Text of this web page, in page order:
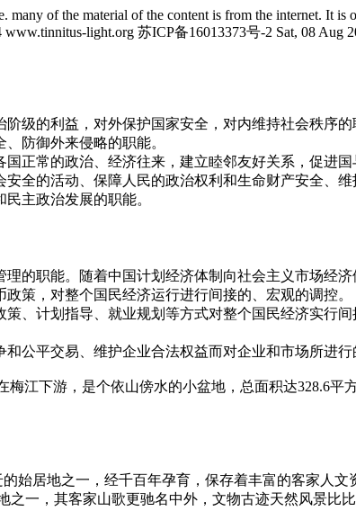
many of the material of the content is from the internet. It
light.org 苏ICP备16013373号-2 Sat, 08 Aug
级的利益，对外保护国家安全，对内维持社会秩序的
防御外来侵略的职能。
正常的政治、经济往来，建立睦邻友好关系，促进
全的活动、保障人民的政治权利和生命财产安全、维
主政治发展的职能。
的职能。随着中国计划经济体制向社会主义市场经
策，对整个国民经济运行进行间接的、宏观的调控。
、计划指导、就业规划等方式对整个国民经济实行
公平交易、维护企业合法权益而对企业和市场所进行
梅江下游，是个依山傍水的小盆地，总面积达328.6平
始居地之一，经千百年孕育，保存着丰富的客家人
一，其客家山歌更驰名中外，文物古迹天然风景比比